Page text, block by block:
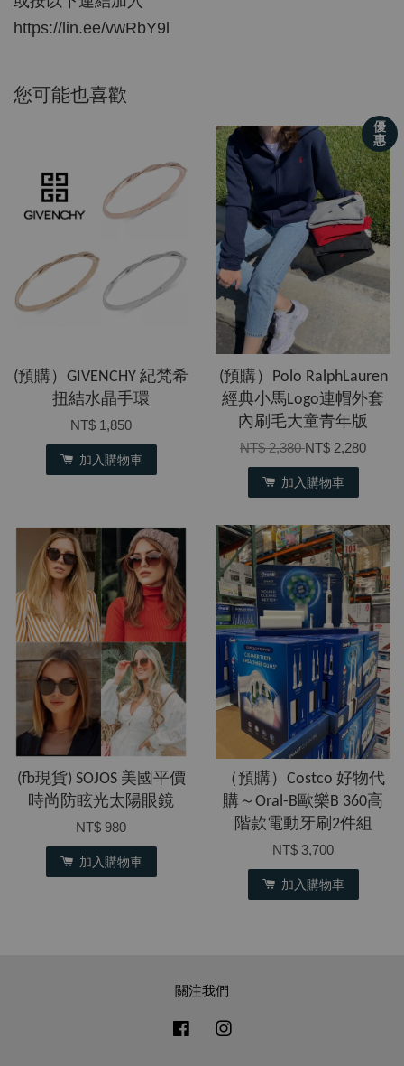
https://lin.ee/vwRbY9l
您可能也喜歡
(預購）GIVENCHY 紀梵希
扭結水晶手環
NT$ 1,850
加入購物車
優
惠
(預購）Polo RalphLauren
經典小馬Logo連帽外套
內刷毛大童青年版
NT$ 2,380NT$ 2,280
加入購物車
(fb現貨) SOJOS 美國平價
時尚防眩光太陽眼鏡
NT$ 980
加入購物車
（預購）Costco 好物代
購～Oral-B歐樂B 360高
階款電動牙刷2件組
NT$ 3,700
加入購物車
關注我們
Facebook